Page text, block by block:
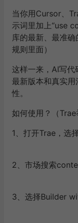
当你用Cursor、
示词里加上“use
库的最新、最准
规则里面）
这样一来，AI写代
最新版本和真实
性。
如何使用？（Trae
1、打开Trae，选
2、市场搜索
3、选择Builder